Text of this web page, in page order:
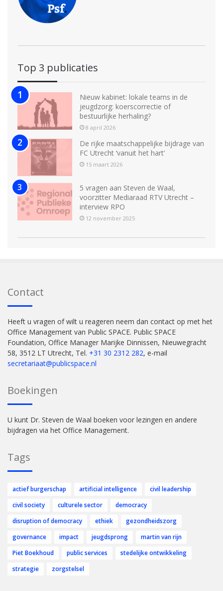
Top 3 publicaties
Nieuw kabinet: lokale teams in de
jeugdzorg: koerscorrectie of
bestuurlijke herhaling?
8 april 2026
De rijke maatschappelijke bijdrage van
FC Utrecht ‘vanuit het hart’
15 maart 2026
5 vragen aan Steven de Waal,
voorzitter Mediaraad RTV Utrecht –
interview RPO
12 november 2025
Contact
Heeft u vragen of wilt u reageren neem dan contact op met het
Office Management van Public SPACE. Public SPACE
Foundation, Office Manager Marijke Dinnissen, Nieuwegracht
58, 3512 LT Utrecht, Tel. +31 30 2312 282, e-mail
secretariaat@publicspace.nl
Boekingen
U kunt Dr. Steven de Waal boeken voor lezingen en andere
bijdragen via het Office Management.
Tags
actief burgerschap artificial intelligence
civil leadership
civil society
culturele sector
democracy
disruption of democracy
ethiek
gezondheidszorg
governance
impact jeugdsprong
martin van rijn
Piet Boekhoud
public services
stedelijke ontwikkeling
strategie
zorgstelsel